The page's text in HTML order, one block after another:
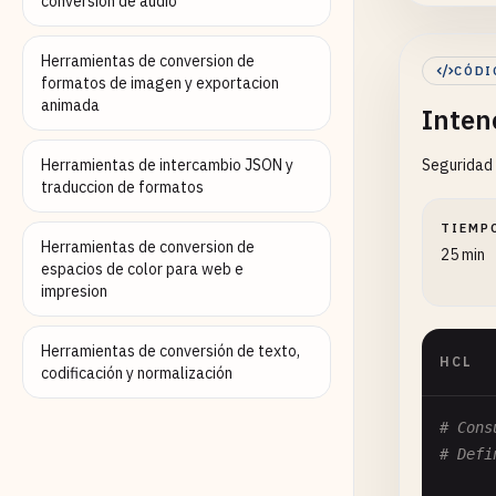
Herramientas de conversion de
formatos de imagen y exportacion
animada
Herramientas de intercambio JSON y
traduccion de formatos
Herramientas de conversion de
espacios de color para web e
impresion
Herramientas de conversión de texto,
codificación y normalización
Seguridad
25 min
HCL
#
#